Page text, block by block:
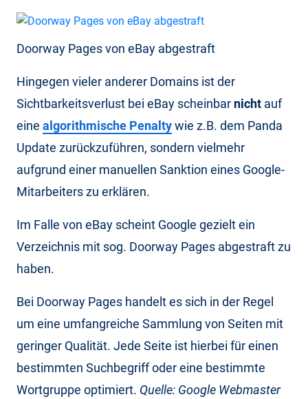
Doorway Pages von eBay abgestraft
Hingegen vieler anderer Domains ist der
Sichtbarkeitsverlust bei eBay scheinbar nicht auf
eine algorithmische Penaltywie z.B. dem Panda
Update zurückzuführen, sondern vielmehr
aufgrund einer manuellen Sanktion eines Google-
Mitarbeiters zu erklären.
Im Falle von eBay scheint Google gezielt ein
Verzeichnis mit sog. Doorway Pages abgestraft zu
haben.
Bei Doorway Pages handelt es sich in der Regel
um eine umfangreiche Sammlung von Seiten mit
geringer Qualität. Jede Seite ist hierbei für einen
bestimmten Suchbegriff oder eine bestimmte
Wortgruppe optimiert. Quelle: Google Webmaster